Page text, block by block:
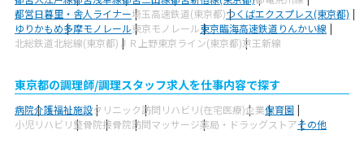
都営日暮里・舎人ライナー埼玉高速鉄道(東京都)つくばエクスプレス(東京都)
ゆりかもめ多摩モノレール東京モノレール東京臨海高速鉄道りんかい線
北総鉄道北総線(東京都) ＪＲ上野東京ライン(東京都)京王新線
東京都の調理師/調理スタッフ求人を仕事内容で探す
病院介護福祉施設クリニック訪問リハビリ(在宅医療)企業保育園
小児リハビリ整骨院接骨院訪問マッサージ薬局・ドラッグストアその他